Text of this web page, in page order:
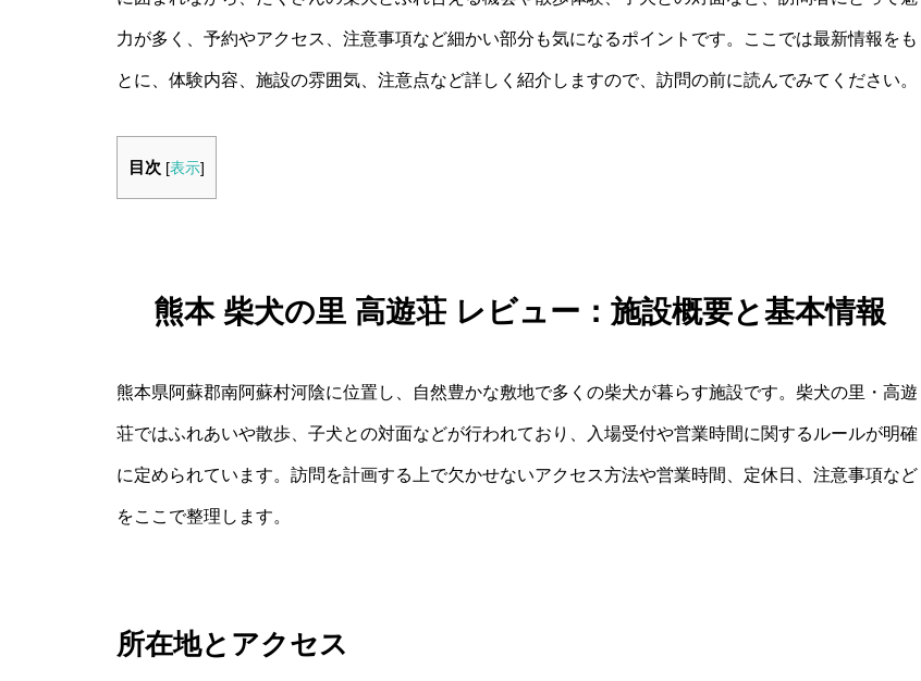
力が多く、予約やアクセス、注意事項など細かい部分も気になるポイントです。ここでは最新情報をも
とに、体験内容、施設の雰囲気、注意点など詳しく紹介しますので、訪問の前に読んでみてください。
目次 [表示]
熊本 柴犬の里 高遊荘 レビュー：施設概要と基本情報
熊本県阿蘇郡南阿蘇村河陰に位置し、自然豊かな敷地で多くの柴犬が暮らす施設です。柴犬の里・高遊
荘ではふれあいや散歩、子犬との対面などが行われており、入場受付や営業時間に関するルールが明確
に定められています。訪問を計画する上で欠かせないアクセス方法や営業時間、定休日、注意事項など
をここで整理します。
所在地とアクセス